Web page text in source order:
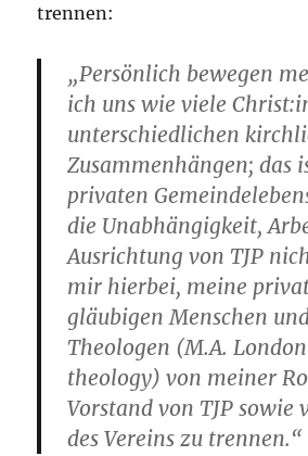
trennen:
„Persönlich bewegen
ich uns wie viele
unterschiedlichen
Zusammenhängen; das
privaten
die Unabhängigkeit,
Ausrichtung von TJP
mir hierbei, meine
gläubigen Menschen
Theologen (M.A.
theology) von meiner
Vorstand von TJP sowie
des Vereins zu trennen.“